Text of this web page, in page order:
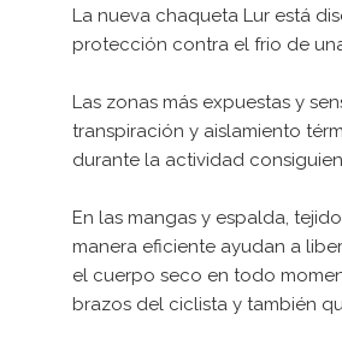
La nueva chaqueta Lur está
protección contra el frio de
Las zonas más expuestas y
transpiración y aislamiento
durante la actividad
En las mangas y espalda,
manera eficiente ayudan a
el cuerpo seco en todo
brazos del ciclista y también